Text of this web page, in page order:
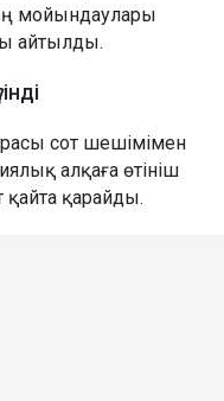
мойындаулары
айтылды.
сот шешімімен
алқаға өтініш
қайта қарайды.